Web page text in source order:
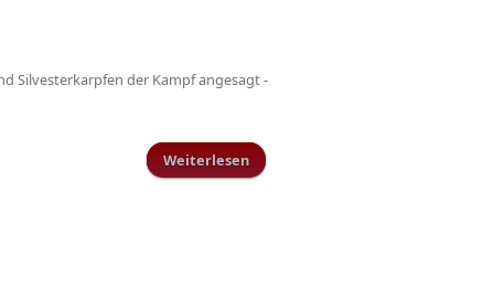
Silvesterkarpfen der Kampf angesagt -
Weiterlesen